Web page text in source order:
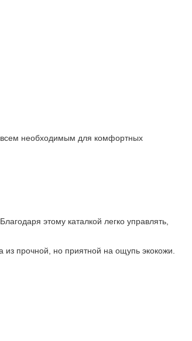
всем необходимым для комфортных
этому каталкой легко управлять,
прочной, но приятной на ощупь экокожи.